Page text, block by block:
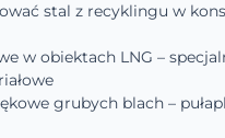
stal z recyklingu w
w obiektach LNG –
grubych blach –